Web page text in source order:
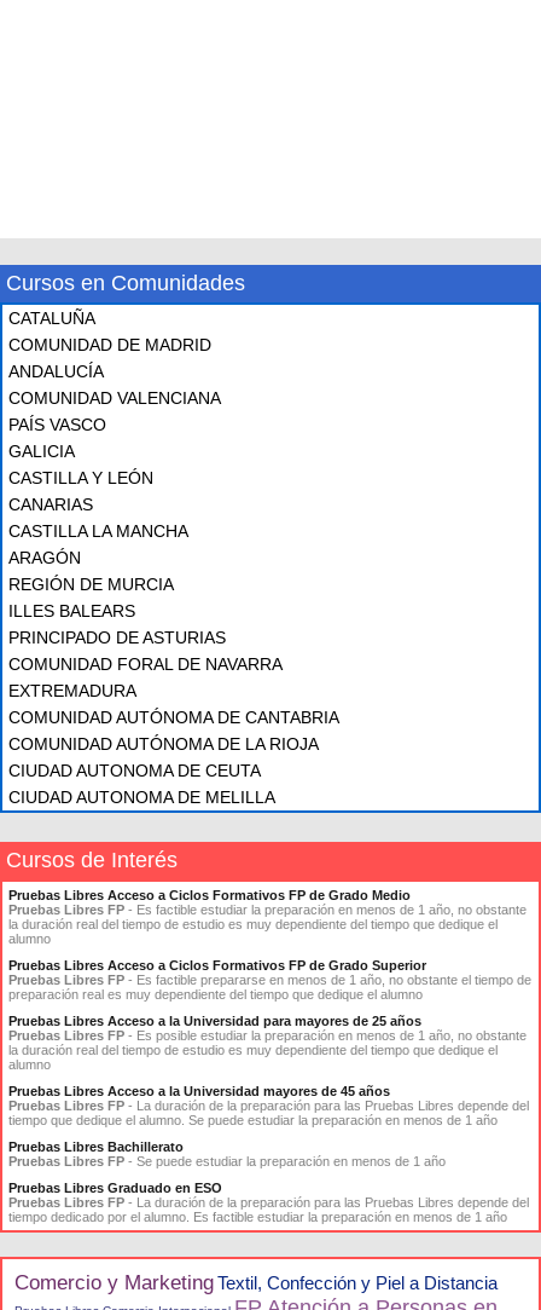
Cursos en Comunidades
CATALUÑA
COMUNIDAD DE MADRID
ANDALUCÍA
COMUNIDAD VALENCIANA
PAÍS VASCO
GALICIA
CASTILLA Y LEÓN
CANARIAS
CASTILLA LA MANCHA
ARAGÓN
REGIÓN DE MURCIA
ILLES BALEARS
PRINCIPADO DE ASTURIAS
COMUNIDAD FORAL DE NAVARRA
EXTREMADURA
COMUNIDAD AUTÓNOMA DE CANTABRIA
COMUNIDAD AUTÓNOMA DE LA RIOJA
CIUDAD AUTONOMA DE CEUTA
CIUDAD AUTONOMA DE MELILLA
Cursos de Interés
Pruebas Libres Acceso a Ciclos Formativos FP de Grado Medio
Pruebas Libres FP - Es factible estudiar la preparación en menos de 1 año, no obstante
la duración real del tiempo de estudio es muy dependiente del tiempo que dedique el
alumno
Pruebas Libres Acceso a Ciclos Formativos FP de Grado Superior
Pruebas Libres FP - Es factible prepararse en menos de 1 año, no obstante el tiempo de
preparación real es muy dependiente del tiempo que dedique el alumno
Pruebas Libres Acceso a la Universidad para mayores de 25 años
Pruebas Libres FP - Es posible estudiar la preparación en menos de 1 año, no obstante
la duración real del tiempo de estudio es muy dependiente del tiempo que dedique el
alumno
Pruebas Libres Acceso a la Universidad mayores de 45 años
Pruebas Libres FP - La duración de la preparación para las Pruebas Libres depende del
tiempo que dedique el alumno. Se puede estudiar la preparación en menos de 1 año
Pruebas Libres Bachillerato
Pruebas Libres FP - Se puede estudiar la preparación en menos de 1 año
Pruebas Libres Graduado en ESO
Pruebas Libres FP - La duración de la preparación para las Pruebas Libres depende del
tiempo dedicado por el alumno. Es factible estudiar la preparación en menos de 1 año
Comercio y MarketingTextil, Confección y Piel a Distancia